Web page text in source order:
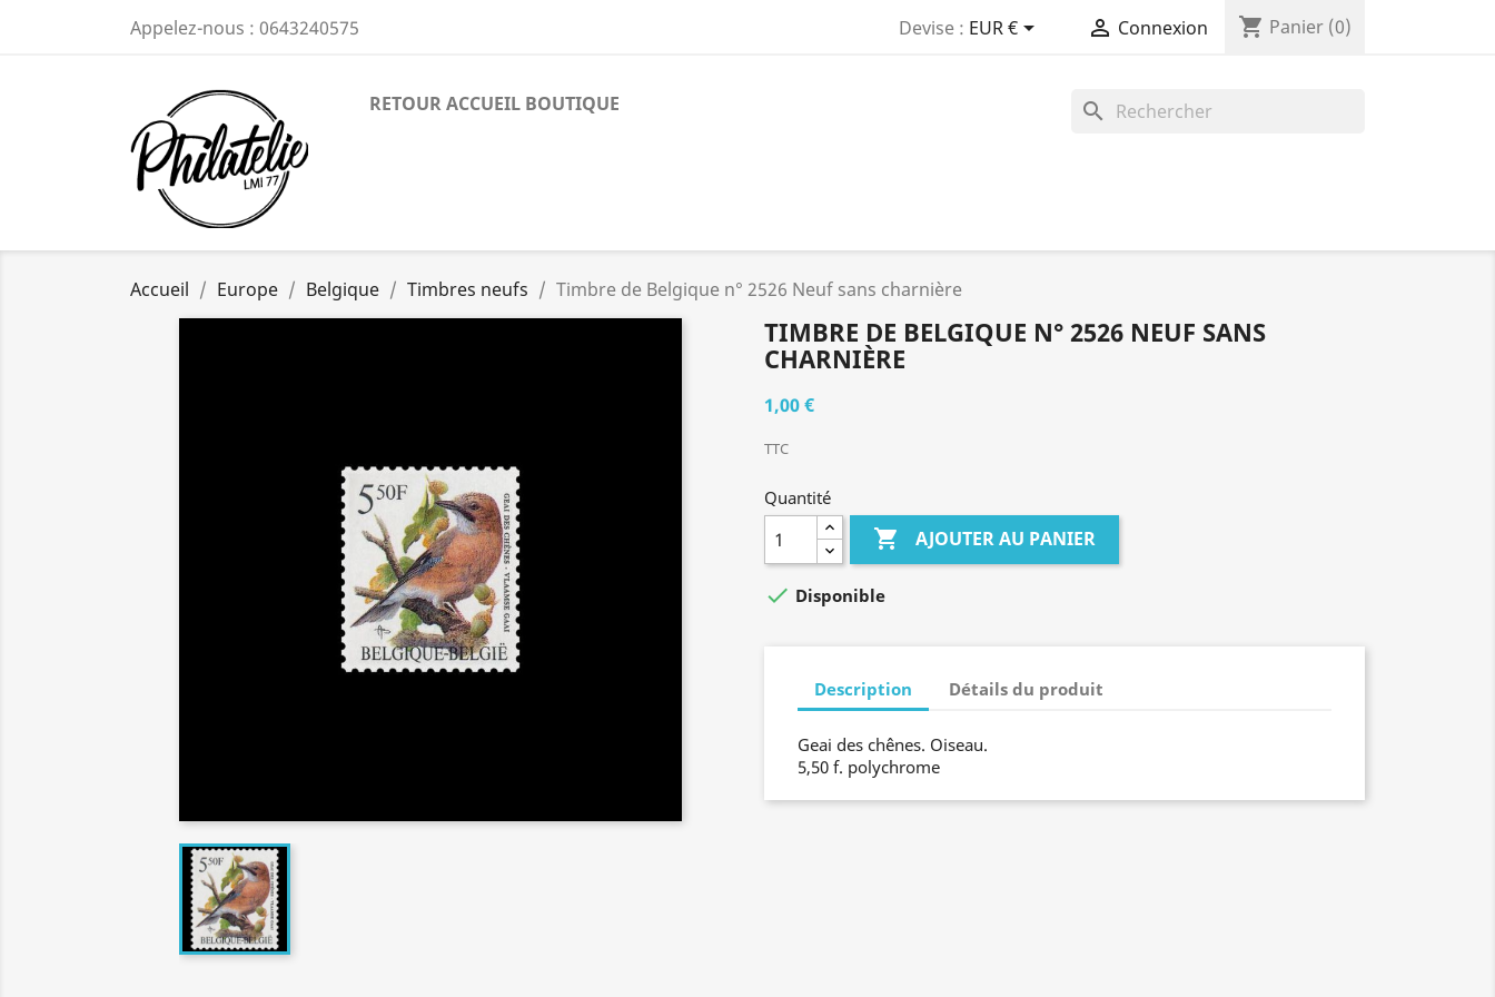
Appelez-nous : 0643240575 Devise : EUR €  Connexion shopping_cart Panier (0)
RETOUR ACCUEIL BOUTIQUE search
Accueil Europe Belgique Timbres neufs Timbre de Belgique n° 2526 Neuf sans charnière
TIMBRE DE BELGIQUE N° 2526 NEUF SANS
CHARNIÈRE
1,00 €
TTC
Quantité
 AJOUTER AU PANIER
 Disponible
Description Détails du produit
Geai des chênes. Oiseau.
5,50 f. polychrome